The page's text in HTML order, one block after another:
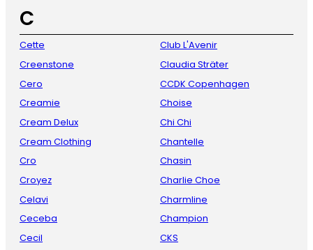
C
Cette
Creenstone
Cero
Creamie
Cream Delux
Cream Clothing
Cro
Croyez
Celavi
Ceceba
Cecil
Club L'Avenir
Claudia Sträter
CCDK Copenhagen
Choise
Chi Chi
Chantelle
Chasin
Charlie Choe
Charmline
Champion
CKS